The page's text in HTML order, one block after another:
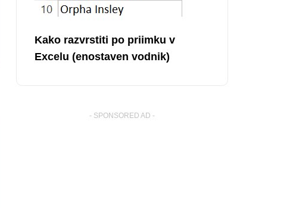
Kako razvrstiti po priimku v
Excelu (enostaven vodnik)
- SPONSORED AD -